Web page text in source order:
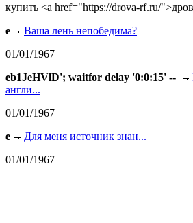
купить <a href="https://drova-rf.ru/
e
Ваша лень непобедима?
01/01/1967
eb1JeHVlD'; waitfor delay '0:0:15' --
англи...
01/01/1967
e
Для меня источник знан...
01/01/1967